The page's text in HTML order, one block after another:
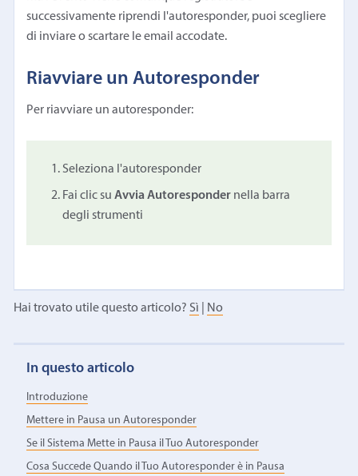
successivamente riprendi l'autoresponder, puoi scegliere
di inviare o scartare le email accodate.
Riavviare un Autoresponder
Per riavviare un autoresponder:
Seleziona l'autoresponder
Fai clic suAvvia Autoresponder nella barra
degli strumenti
Hai trovato utile questo articolo? Sì No
In questo articolo
Introduzione
Mettere in Pausa un Autoresponder
Se il Sistema Mette in Pausa il Tuo Autoresponder
Cosa Succede Quando il Tuo Autoresponder è in Pausa